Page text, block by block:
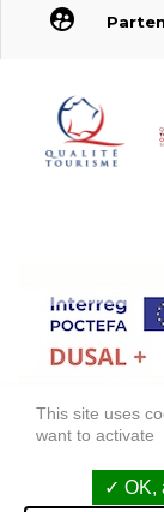
FONDS
This site uses
want to activate
OK,